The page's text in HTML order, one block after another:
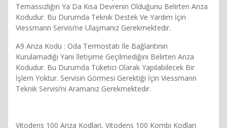
Temassızlığın Ya Da Kısa Devrenin Olduğunu Belirten Arıza
Kodudur. Bu Durumda Teknik Destek Ve Yardım İçin
Viessmann Servisi’ne Ulaşmanız Gerekmektedir.
A9 Arıza Kodu : Oda Termostatı İle Bağlantının
Kurulamadığı Yani İletişime Geçilmediğini Belirten Arıza
Kodudur. Bu Durumda Tüketici Olarak Yapılabilecek Bir
İşlem Yoktur. Servisin Görmesi Gerektiği İçin Viessmann
Teknik Servisi’ni Aramanız Gerekmektedir.
Vitodens 100 Ariza Kodlari, Vitodens 100 Kombi Kodlari